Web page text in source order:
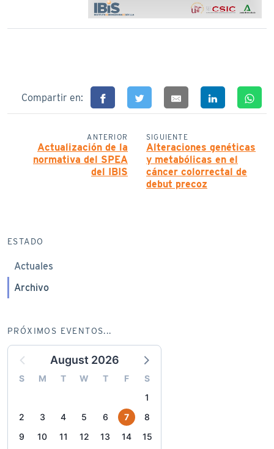
Compartir en:
ANTERIOR
Actualización de la
normativa del SPEA
del IBIS
SIGUIENTE
Alteraciones genéticas
y metabólicas en el
cáncer colorrectal de
debut precoz
ESTADO
Actuales
Archivo
PRÓXIMOS EVENTOS...
August 2026
S M T W T F
S
1
2
3 4 5 6 7
8
9
10 11 12 13 14 15